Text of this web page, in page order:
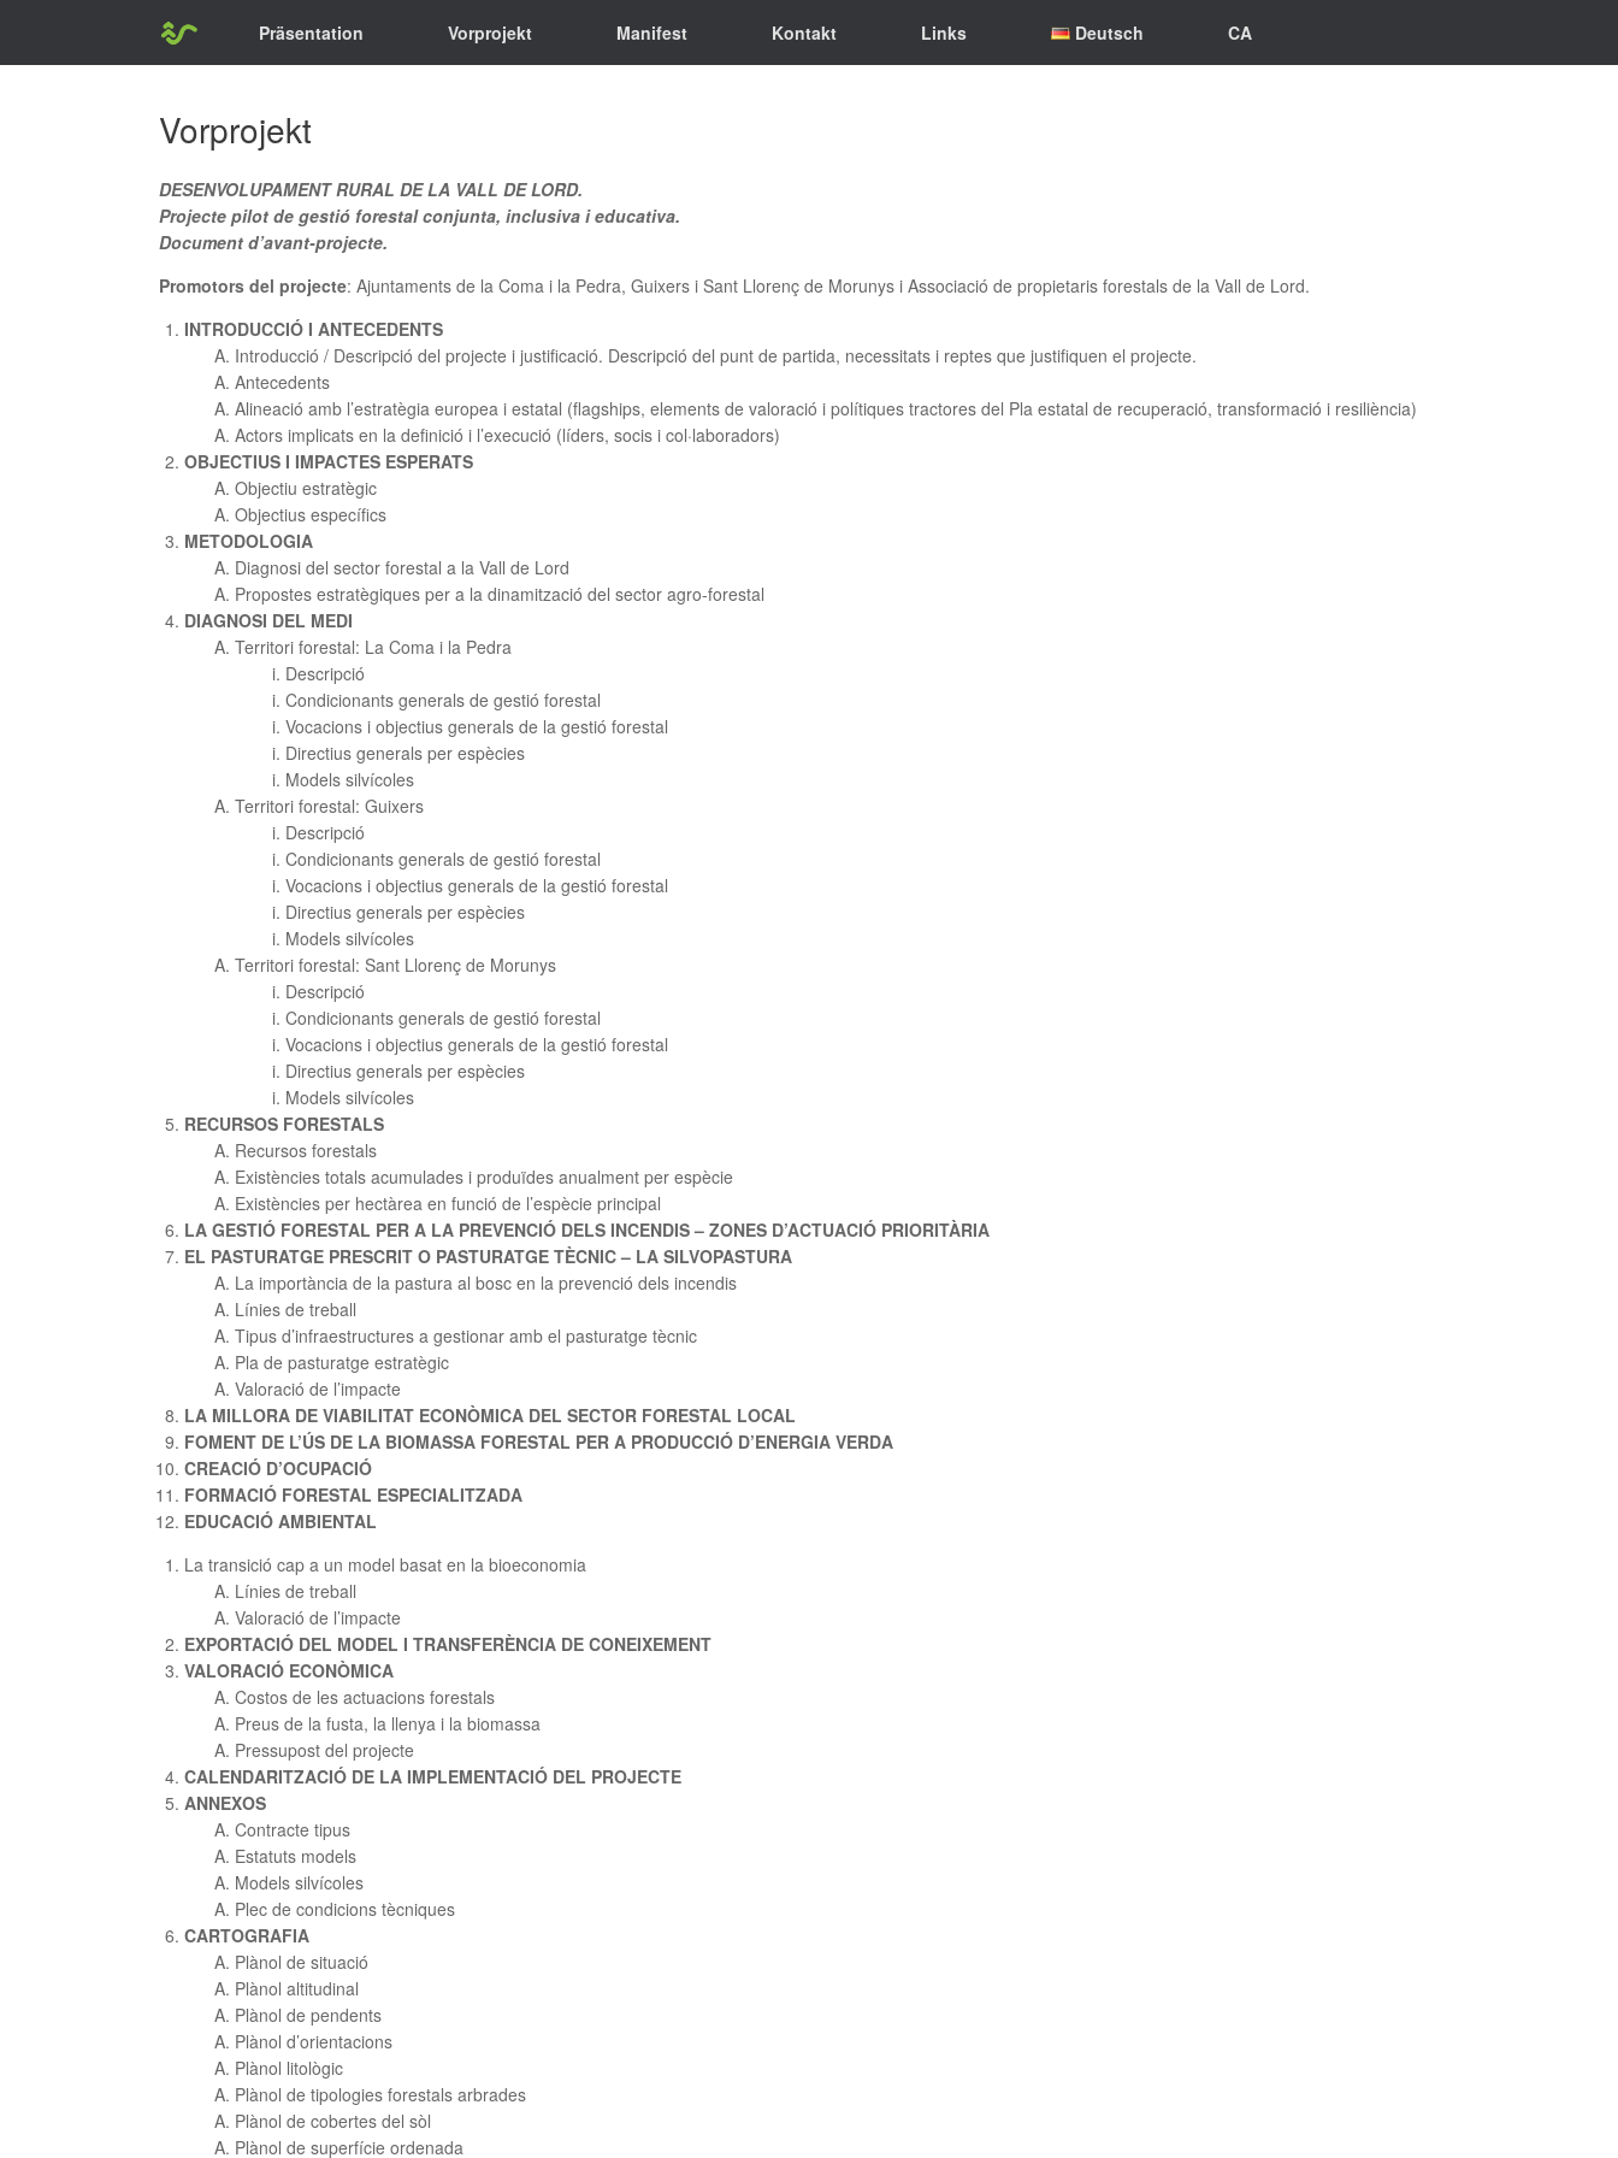
Präsentation Vorprojekt Manifest Kontakt Links Deutsch CA
Vorprojekt
DESENVOLUPAMENT RURAL DE LA VALL DE LORD.
Projecte pilot de gestió forestal conjunta, inclusiva i educativa.
Document d’avant-projecte.
Promotors del projecte: Ajuntaments de la Coma i la Pedra, Guixers i Sant Llorenç de Morunys i Associació de propietaris forestals de la Vall de Lord.
INTRODUCCIÓ I ANTECEDENTS
Introducció / Descripció del projecte i justificació. Descripció del punt de partida, necessitats i reptes que justifiquen el projecte.
Antecedents
Alineació amb l’estratègia europea i estatal (flagships, elements de valoració i polítiques tractores del Pla estatal de recuperació, transformació i resiliència)
Actors implicats en la definició i l’execució (líders, socis i col·laboradors)
OBJECTIUS I IMPACTES ESPERATS
Objectiu estratègic
Objectius específics
METODOLOGIA
Diagnosi del sector forestal a la Vall de Lord
Propostes estratègiques per a la dinamització del sector agro-forestal
DIAGNOSI DEL MEDI
Territori forestal: La Coma i la Pedra
Descripció
Condicionants generals de gestió forestal
Vocacions i objectius generals de la gestió forestal
Directius generals per espècies
Models silvícoles
Territori forestal: Guixers
Descripció
Condicionants generals de gestió forestal
Vocacions i objectius generals de la gestió forestal
Directius generals per espècies
Models silvícoles
Territori forestal: Sant Llorenç de Morunys
Descripció
Condicionants generals de gestió forestal
Vocacions i objectius generals de la gestió forestal
Directius generals per espècies
Models silvícoles
RECURSOS FORESTALS
Recursos forestals
Existències totals acumulades i produïdes anualment per espècie
Existències per hectàrea en funció de l’espècie principal
LA GESTIÓ FORESTAL PER A LA PREVENCIÓ DELS INCENDIS – ZONES D’ACTUACIÓ PRIORITÀRIA
EL PASTURATGE PRESCRIT O PASTURATGE TÈCNIC – LA SILVOPASTURA
La importància de la pastura al bosc en la prevenció dels incendis
Línies de treball
Tipus d’infraestructures a gestionar amb el pasturatge tècnic
Pla de pasturatge estratègic
Valoració de l’impacte
LA MILLORA DE VIABILITAT ECONÒMICA DEL SECTOR FORESTAL LOCAL
FOMENT DE L’ÚS DE LA BIOMASSA FORESTAL PER A PRODUCCIÓ D’ENERGIA VERDA
CREACIÓ D’OCUPACIÓ
FORMACIÓ FORESTAL ESPECIALITZADA
EDUCACIÓ AMBIENTAL
La transició cap a un model basat en la bioeconomia
Línies de treball
Valoració de l’impacte
EXPORTACIÓ DEL MODEL I TRANSFERÈNCIA DE CONEIXEMENT
VALORACIÓ ECONÒMICA
Costos de les actuacions forestals
Preus de la fusta, la llenya i la biomassa
Pressupost del projecte
CALENDARITZACIÓ DE LA IMPLEMENTACIÓ DEL PROJECTE
ANNEXOS
Contracte tipus
Estatuts models
Models silvícoles
Plec de condicions tècniques
CARTOGRAFIA
Plànol de situació
Plànol altitudinal
Plànol de pendents
Plànol d’orientacions
Plànol litològic
Plànol de tipologies forestals arbrades
Plànol de cobertes del sòl
Plànol de superfície ordenada